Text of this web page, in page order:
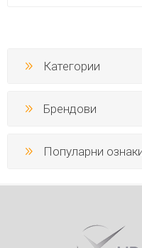
Категории
Брендови
Популарни